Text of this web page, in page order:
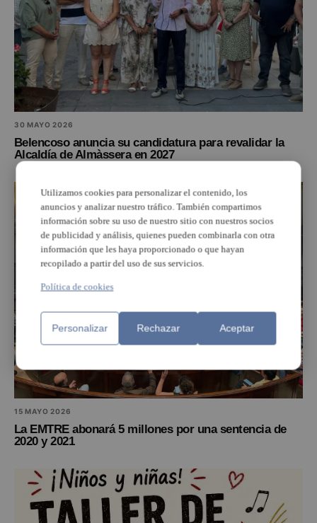
30 MAYO 2026
Belencoso anuncia su candidatura para revalidar la
Alcaldía de Almàssera en 2027
15 MAYO 2026
La EMTRE abonará 5 millones por una sentencia de
2020 y 2021
Utilizamos cookies para personalizar el contenido, los
anuncios y analizar nuestro tráfico. También compartimos
información sobre su uso de nuestro sitio con nuestros socios
de publicidad y análisis, quienes pueden combinarla con otra
información que les haya proporcionado o que hayan
recopilado a partir del uso de sus servicios.
Política de cookies
Personalizar Rechazar Aceptar